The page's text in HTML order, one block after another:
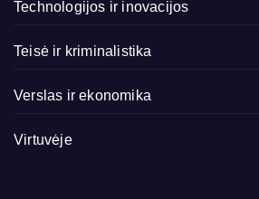
Technologijos ir inovacijos
Teisė ir kriminalistika
Verslas ir ekonomika
Virtuvėje